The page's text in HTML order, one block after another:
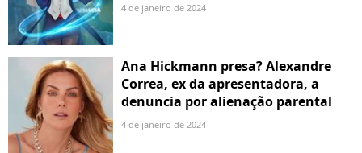
4 de janeiro de 2024
Ana Hickmann presa? Alexandre
Correa, ex da apresentadora, a
denuncia por alienação parental
4 de janeiro de 2024